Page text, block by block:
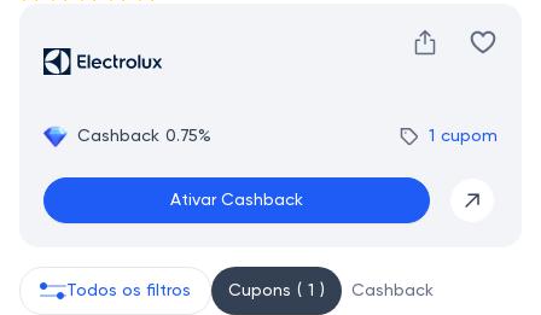
Cashback 0.75% 1 cupom
Ativar Cashback
Todos os filtros Cupons ( 1 ) Cashback